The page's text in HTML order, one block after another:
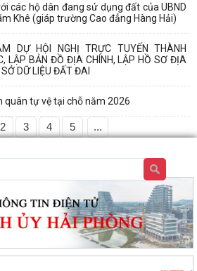
các hộ dân đang sử dụng đất của UBND
Khê (giáp trường Cao đẳng Hàng Hải)
DỰ HỘI NGHỊ TRỰC TUYẾN THÀNH
LẬP BẢN ĐỒ ĐỊA CHÍNH, LẬP HỒ SƠ ĐỊA
DỮ LIỆU ĐẤT ĐAI
quân tự vệ tại chỗ năm 2026
2 3 4 5 ...